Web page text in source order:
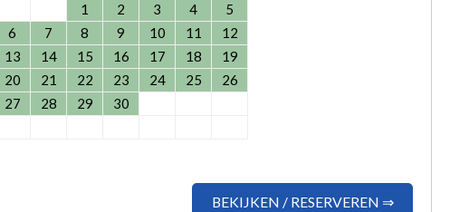
BEKIJKEN / RESERVEREN ⇒
1
2 3 4
5
6
7 8 9 10 11
12
13
14 15 16 17 18
19
20
21 22 23 24 25
26
27
28 29 30